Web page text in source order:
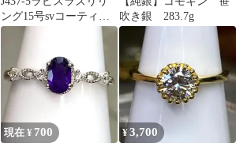
ング15号svコーティン
グ
吹き銀 283.7g
現在 ¥ 700 ¥3,700